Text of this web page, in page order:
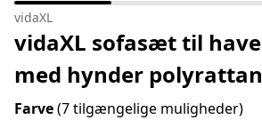
vidaXL
vidaXL sofasæt til
med hynder
Farve(7 tilgængelige muligheder)